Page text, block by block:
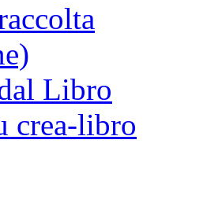
Libro
crea-libro